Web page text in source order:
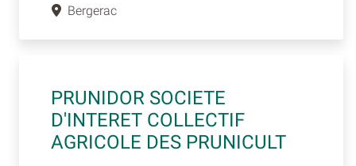
Bergerac
PRUNIDOR SOCIETE
D'INTERET COLLECTIF
AGRICOLE DES PRUNICULT